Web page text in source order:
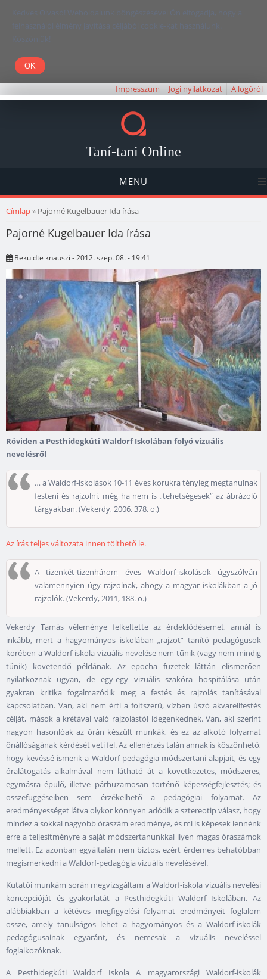
Kedves Olvasó! Weboldalunk böngészésével Ön elfogadja, hogy a
felhasználói élmény javítása céljából cookie-kat használunk.
Köszönjük!
Impresszum Jogi nyilatkozat A logóról
Taní-tani Online
MENU
Jelenlegi hely
Címlap» Pajorné Kugelbauer Ida írása
Pajorné Kugelbauer Ida írása
Beküldte knauszi - 2012. szep. 08. - 19:41
Röviden a Pesthidegkúti Waldorf Iskolában folyó vizuális
nevelésről
… a Waldorf-iskolások 10-11 éves korukra tényleg megtanulnak
festeni és rajzolni, még ha nem is „tehetségesek” az ábrázoló
tárgyakban. (Vekerdy, 2006, 378. o.)
Az írás teljes változata innen tölthető le.
A tizenkét-tizenhárom éves Waldorf-iskolások úgyszólván
valamennyien úgy rajzolnak, ahogy a magyar iskolákban a jó
rajzolók. (Vekerdy, 2011, 188. o.)
Vekerdy Tamás véleménye felkeltette az érdeklődésemet, annál is
inkább, mert a hagyományos iskolában „rajzot” tanító pedagógusok
körében a Waldorf-iskola vizuális nevelése nem tűnik (vagy nem mindig
tűnik) követendő példának. Az epocha füzetek láttán elismerően
nyilatkoznak ugyan, de egy-egy vizuális szakóra hospitálása után
gyakran kritika fogalmazódik meg a festés és rajzolás tanításával
kapcsolatban. Van, aki nem érti a foltszerű, vízben úszó akvarellfestés
célját, mások a krétával való rajzolástól idegenkednek. Van, aki szerint
nagyon hasonlóak az órán készült munkák, és ez az alkotó folyamat
önállóságának kérdését veti fel. Az ellenérzés talán annak is köszönhető,
hogy kevéssé ismerik a Waldorf-pedagógia módszertani alapjait, és egy
óralátogatás alkalmával nem látható át a következetes, módszeres,
egymásra épülő, illetve párhuzamosan történő képességfejlesztés; és
összefüggéseiben sem érzékelhető a pedagógiai folyamat. Az
eredményességet látva olykor könnyen adódik a sztereotip válasz, hogy
mindez a sokkal nagyobb óraszám eredménye, és mi is képesek lennénk
erre a teljesítményre a saját módszertanunkkal ilyen magas óraszámok
mellett. Ez azonban egyáltalán nem biztos, ezért érdemes behatóbban
megismerkedni a Waldorf-pedagógia vizuális nevelésével.
Kutatói munkám során megvizsgáltam a Waldorf-iskola vizuális nevelési
koncepcióját és gyakorlatát a Pesthidegkúti Waldorf Iskolában. Az
alábbiakban a kétéves megfigyelési folyamat eredményeit foglalom
össze, amely tanulságos lehet a hagyományos és a Waldorf-iskolák
pedagógusainak egyaránt, és nemcsak a vizuális neveléssel
foglalkozóknak.
A Pesthidegkúti Waldorf Iskola A magyarországi Waldorf-iskolák